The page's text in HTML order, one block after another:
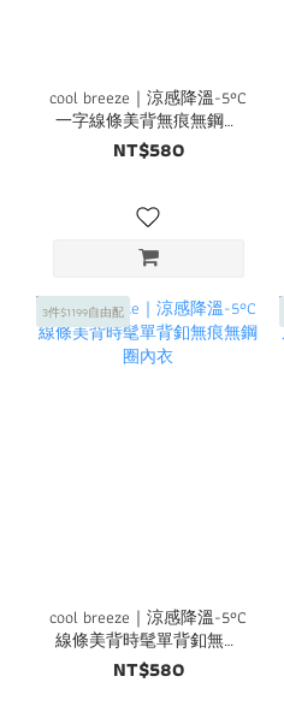
cool breeze｜涼感降溫-5°C
一字線條美背無痕無鋼圈
內衣
NT$580
3件$1199自由配
cool breeze｜涼感降溫-5°C
線條美背時髦單背釦無痕
無鋼圈內衣
NT$580